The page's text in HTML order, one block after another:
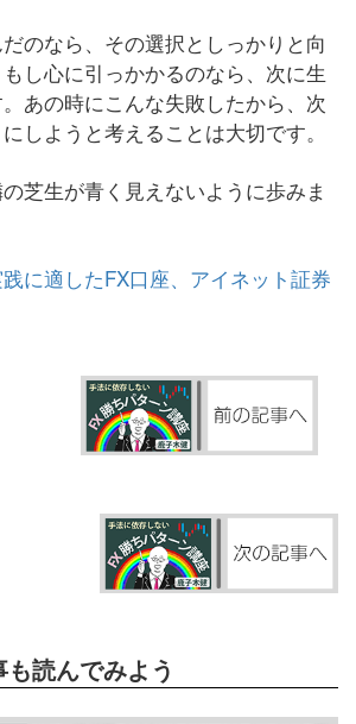
のなら、その選択としっかりと向
し心に引っかかるのなら、次に生
あの時にこんな失敗したから、次
しようと考えることは大切です。
芝生が青く見えないように歩みま
に適したFX口座、アイネット証券
読んでみよう